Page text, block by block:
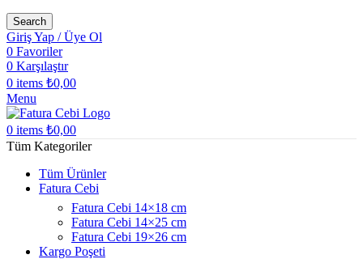
Search
Giriş Yap / Üye Ol
0 Favoriler
0 Karşılaştır
0 items ₺0,00
Menu
0 items ₺0,00
Tüm Kategoriler
Tüm Ürünler
Fatura Cebi
Fatura Cebi 14×18 cm
Fatura Cebi 14×25 cm
Fatura Cebi 19×26 cm
Kargo Poşeti